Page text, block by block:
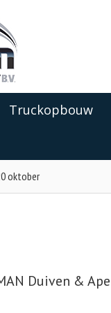
Truckopbouw
oktober
Duiven &